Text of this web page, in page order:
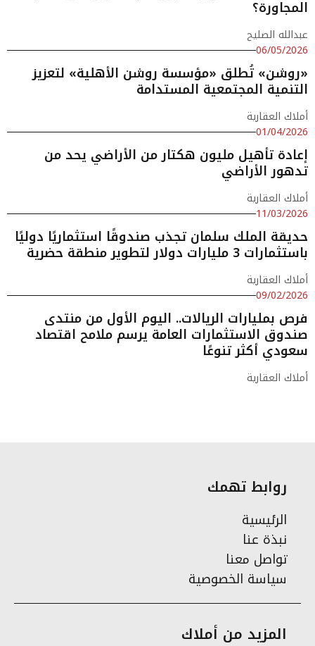
المجاورة؟
عبدالله الصليح
06/05/2026
«روشن» تُطلق «مؤسسة روشن الأهلية» لتعزيز
التنمية المجتمعية المستدامة
أملاك العقارية
01/04/2026
إعادة تأهيل مليون هكتار من الأراضي يحد من
تدهور الأراضي
أملاك العقارية
11/03/2026
حديقة الملك سلمان تجذب صندوقًا استثماريًا دوليًا
باستثمارات 3 مليارات دولار لتطوير منطقة حضرية
أملاك العقارية
09/02/2026
فرص بمليارات الريالات.. اليوم الأول من منتدى
صندوق الاستثمارات العامة يرسم ملامح اقتصاد
سعودي أكثر تنوعًا
أملاك العقارية
روابط تهمك
الرئيسية
نبذة عنا
تواصل معنا
سياسة الخصوصية
المزيد من أملاك